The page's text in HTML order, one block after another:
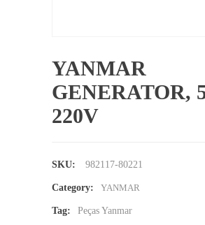
YANMAR
GENERATOR,
220V
SKU: 982117-80221
Category: YANMAR
Tag: Peças Yanmar